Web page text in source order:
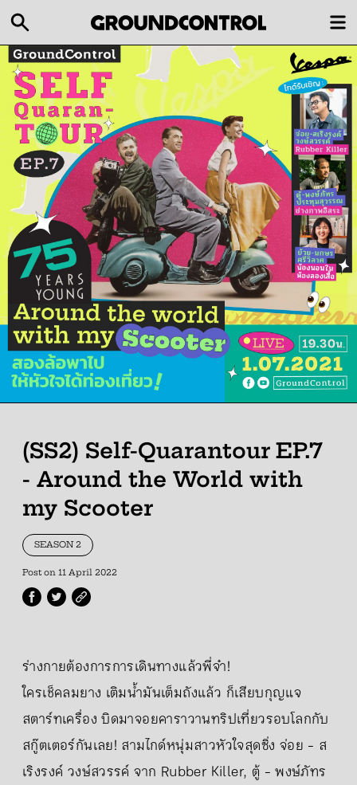
(SS2) Self-Quarantour EP.7
- Around the World with
my Scooter
SEASON 2
Post on 11 April 2022
ร่างกายต้องการการเดินทางแล้วพี่จ๋า!
ใครเช็คลมยาง เติมน้ำมันเต็มถังแล้ว ก็เสียบกุญแจ
สตาร์ทเครื่อง บิดมาจอยคาราวานทริปเที่ยวรอบโลกกับ
สกู๊ตเตอร์กันเลย! สามไกด์หนุ่มสาวหัวใจสุดซิ่ง จ่อย - ส
เริงรงค์ วงษ์สวรรค์ จาก Rubber Killer, ตู้ - พงษ์ภัทร